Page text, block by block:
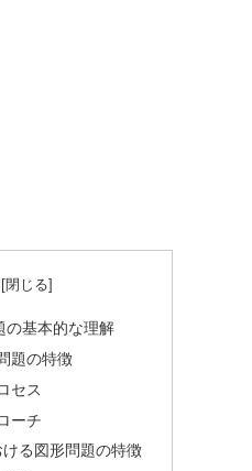
の基本的な理解
題の特徴
セス
ーチ
る図形問題の特徴